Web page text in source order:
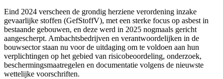
Eind 2024 verscheen de grondig herziene verordening inzake
gevaarlijke stoffen (GefStoffV), met een sterke focus op asbest in
bestaande gebouwen, en deze werd in 2025 nogmaals gericht
aangescherpt. Ambachtsbedrijven en verantwoordelijken in de
bouwsector staan nu voor de uitdaging om te voldoen aan hun
verplichtingen op het gebied van risicobeoordeling, onderzoek,
beschermingsmaatregelen en documentatie volgens de nieuwste
wettelijke voorschriften.